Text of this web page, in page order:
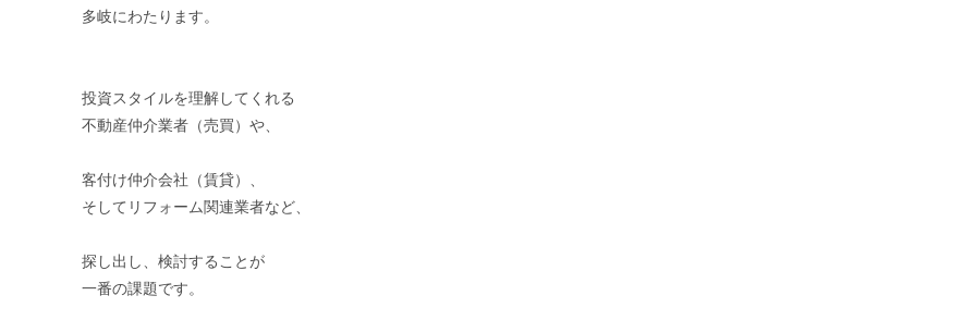
多岐にわたります。
投資スタイルを理解してくれる
不動産仲介業者（売買）や、
客付け仲介会社（賃貸）、
そしてリフォーム関連業者など、
探し出し、検討することが
一番の課題です。